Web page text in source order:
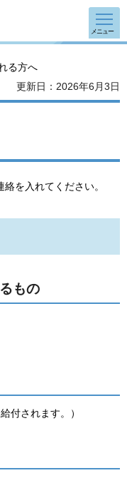
メニュー
る方へ
更新日：2026年6月3日
を入れてください。
もの
付されます。）